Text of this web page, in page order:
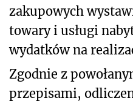
zakupowych
towary i usługi
wydatków na
Zgodnie z
przepisami,